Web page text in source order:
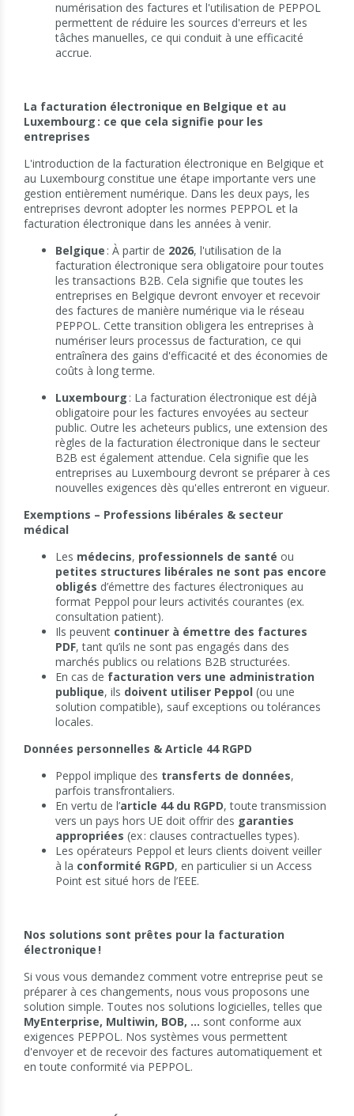
numérisation des factures et l'utilisation de PEPPOL
permettent de réduire les sources d'erreurs et les
tâches manuelles, ce qui conduit à une efficacité
accrue.
La facturation électronique en Belgique et au
Luxembourg : ce que cela signifie pour les
entreprises
L'introduction de la facturation électronique en Belgique et
au Luxembourg constitue une étape importante vers une
gestion entièrement numérique. Dans les deux pays, les
entreprises devront adopter les normes PEPPOL et la
facturation électronique dans les années à venir.
Belgique : À partir de 2026, l'utilisation de la
facturation électronique sera obligatoire pour toutes
les transactions B2B. Cela signifie que toutes les
entreprises en Belgique devront envoyer et recevoir
des factures de manière numérique via le réseau
PEPPOL. Cette transition obligera les entreprises à
numériser leurs processus de facturation, ce qui
entraînera des gains d'efficacité et des économies de
coûts à long terme.
Luxembourg : La facturation électronique est déjà
obligatoire pour les factures envoyées au secteur
public. Outre les acheteurs publics, une extension des
règles de la facturation électronique dans le secteur
B2B est également attendue. Cela signifie que les
entreprises au Luxembourg devront se préparer à ces
nouvelles exigences dès qu'elles entreront en vigueur.
Exemptions – Professions libérales & secteur
médical
Les médecins, professionnels de santé ou
petites structures libérales ne sont pas encore
obligés d’émettre des factures électroniques au
format Peppol pour leurs activités courantes (ex.
consultation patient).
Ils peuvent continuer à émettre des factures
PDF, tant qu’ils ne sont pas engagés dans des
marchés publics ou relations B2B structurées.
En cas de facturation vers une administration
publique, ils doivent utiliser Peppol (ou une
solution compatible), sauf exceptions ou tolérances
locales.
Données personnelles & Article 44 RGPD
Peppol implique des transferts de données,
parfois transfrontaliers.
En vertu de l’article 44 du RGPD, toute transmission
vers un pays hors UE doit offrir des garanties
appropriées (ex : clauses contractuelles types).
Les opérateurs Peppol et leurs clients doivent veiller
à la conformité RGPD, en particulier si un Access
Point est situé hors de l’EEE.
Nos solutions sont prêtes pour la facturation
électronique !
Si vous vous demandez comment votre entreprise peut se
préparer à ces changements, nous vous proposons une
solution simple. Toutes nos solutions logicielles, telles que
MyEnterprise, Multiwin, BOB, ... sont conforme aux
exigences PEPPOL. Nos systèmes vous permettent
d'envoyer et de recevoir des factures automatiquement et
en toute conformité via PEPPOL.